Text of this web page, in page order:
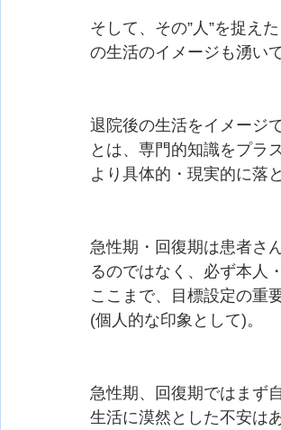
そして、その”人”を捉え
の生活のイメージも湧い
退院後の生活をイメージ
とは、専門的知識をプラ
より具体的・現実的に落
急性期・回復期は患者さ
るのではなく、必ず本人
ここまで、目標設定の重
(個人的な印象として)。
急性期、回復期ではまず
生活に漠然とした不安は